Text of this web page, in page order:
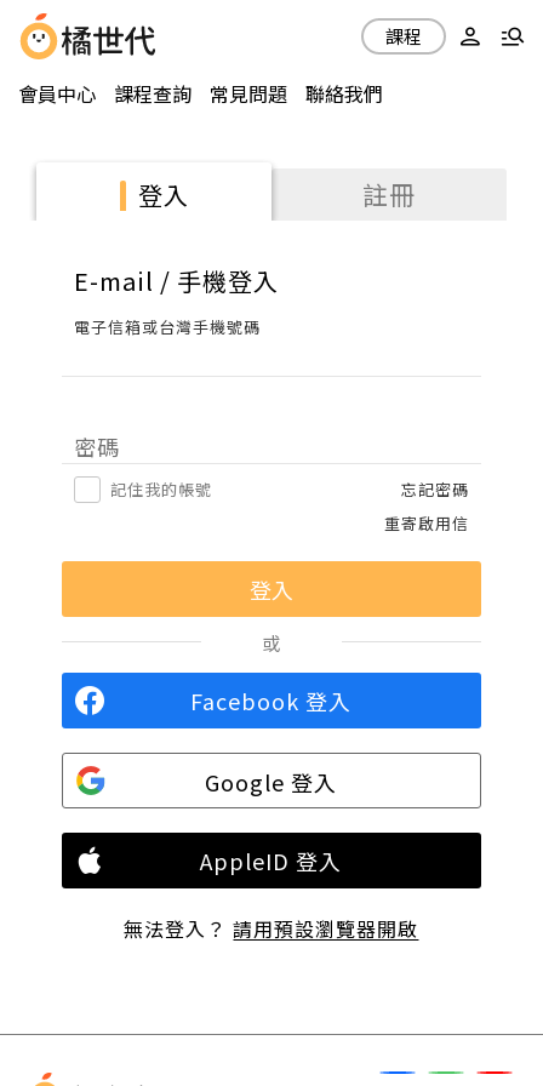
會員中心 課程查詢 常見問題 聯絡我們
課程
登入 註冊
E-mail / 手機登入
電子信箱或台灣手機號碼
密碼
記住我的帳號
忘記密碼
重寄啟用信
或
Facebook 登入
Google 登入
AppleID 登入
無法登入？請用預設瀏覽器開啟